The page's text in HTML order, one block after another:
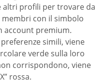
altri profili per trovare da
con il simbolo
account premium.
simili, viene
verde sulla loro
corrispondono, viene
rossa.